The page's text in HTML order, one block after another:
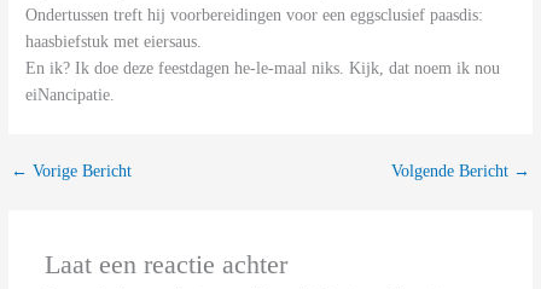
Ondertussen treft hij voorbereidingen voor een eggsclusief paasdis:
haasbiefstuk met eiersaus.
En ik? Ik doe deze feestdagen he-le-maal niks. Kijk, dat noem ik nou
eiNancipatie.
← Vorige Bericht Volgende Bericht →
Laat een reactie achter